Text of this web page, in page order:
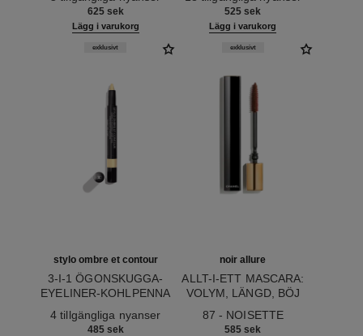
UTJÄMNANDE
LÄPPVÅRD
625 sek
Lägg i varukorg
525 sek
Lägg i varukorg
stylo ombre et contour
3-I-1 ÖGONSKUGGA-
EYELINER-KOHLPENNA
exklusivt
4 tillgängliga nyanser
485 sek
noir allure
ALLT-I-ETT MASCARA:
VOLYM, LÄNGD, BÖJ
exklusivt
87 - NOISETTE
585 sek